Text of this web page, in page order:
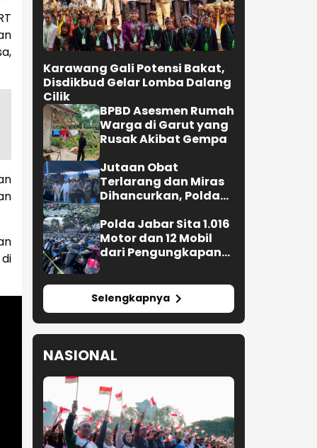
Karawang Gali Potensi Bakat,
Disdikbud Gelar Lomba Dalang
Cilik
BPBD Asesmen Rumah
Warga di Garut yang
Rusak Akibat Gempa
Jutaan Obat
Terlarang dan Miras
Dihancurkan, Polda
Tersangka
Polda Jabar Sita 1.016
Motor dan 12 Mobil
dari Pengungkapan
Selengkapnya
NASIONAL